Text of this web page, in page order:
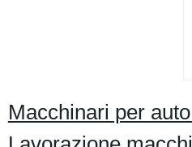
Macchinari per